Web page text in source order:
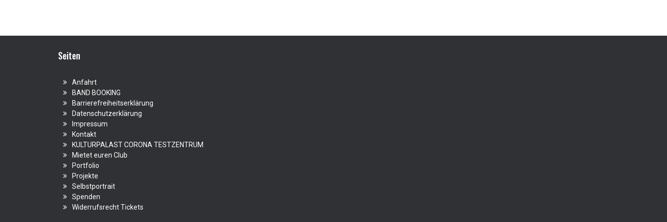
Seiten
Anfahrt
BAND BOOKING
Barrierefreiheitserklärung
Datenschutzerklärung
Impressum
Kontakt
KULTURPALAST CORONA TESTZENTRUM
Mietet euren Club
Portfolio
Projekte
Selbstportrait
Spenden
Widerrufsrecht Tickets